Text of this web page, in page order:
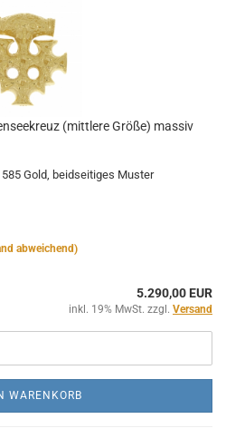
(mittlere Größe) massiv
Gold, beidseitiges Muster
abweichend)
5.290,00 EUR
inkl. 19% MwSt. zzgl. Versand
WARENKORB